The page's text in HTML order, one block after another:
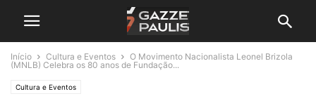
Início Cultura e Eventos
O Movimento Nacionalista Leonel Brizola
(MNLB) Celebra os 80 anos de Fundação...
Cultura e Eventos